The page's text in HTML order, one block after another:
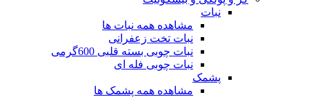
نبات
مشاهده همه نبات ها
نبات تخت زعفرانی
نبات چوبی بسته قلبی 600گرمی
نبات چوبی فله ای
پشمک
مشاهده همه پشمک ها